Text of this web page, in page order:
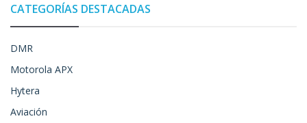
CATEGORÍAS DESTACADAS
DMR
Motorola APX
Hytera
Aviación